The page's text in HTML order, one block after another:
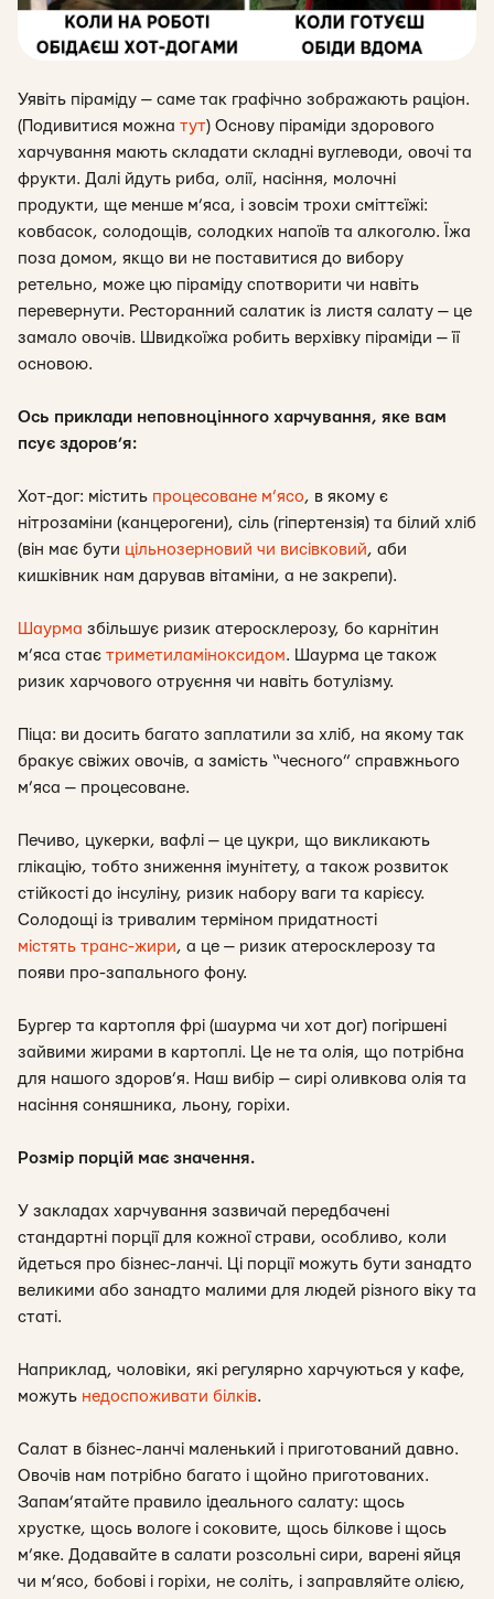
Уявіть піраміду — саме так графічно зображають раціон.
(Подивитися можна тут) Основу піраміди здорового
харчування мають складати складні вуглеводи, овочі та
фрукти. Далі йдуть риба, олії, насіння, молочні
продукти, ще менше м’яса, і зовсім трохи сміттєїжі:
ковбасок, солодощів, солодких напоїв та алкоголю. Їжа
поза домом, якщо ви не поставитися до вибору
ретельно, може цю піраміду спотворити чи навіть
перевернути. Ресторанний салатик із листя салату — це
замало овочів. Швидкоїжа робить верхівку піраміди — її
основою.
Ось приклади неповноцінного харчування, яке вам
псує здоров’я:
Хот-дог: містить процесоване м’ясо, в якому є
нітрозаміни (канцерогени), сіль (гіпертензія) та білий хліб
(він має бути цільнозерновий чи висівковий, аби
кишківник нам дарував вітаміни, а не закрепи).
Шаурма збільшує ризик атеросклерозу, бо карнітин
м’яса стає триметиламіноксидом. Шаурма це також
ризик харчового отруєння чи навіть ботулізму.
Піца: ви досить багато заплатили за хліб, на якому так
бракує свіжих овочів, а замість “чесного” справжнього
м’яса — процесоване.
Печиво, цукерки, вафлі — це цукри, що викликають
глікацію, тобто зниження імунітету, а також розвиток
стійкості до інсуліну, ризик набору ваги та карієсу.
Солодощі із тривалим терміном придатності
містять транс-жири, а це — ризик атеросклерозу та
появи про-запального фону.
Бургер та картопля фрі (шаурма чи хот дог) погіршені
зайвими жирами в картоплі. Це не та олія, що потрібна
для нашого здоров’я. Наш вибір — сирі оливкова олія та
насіння соняшника, льону, горіхи.
Розмір порцій має значення.
У закладах харчування зазвичай передбачені
стандартні порції для кожної страви, особливо, коли
йдеться про бізнес-ланчі. Ці порції можуть бути занадто
великими або занадто малими для людей різного віку та
статі.
Наприклад, чоловіки, які регулярно харчуються у кафе,
можуть недоспоживати білків.
Салат в бізнес-ланчі маленький і приготований давно.
Овочів нам потрібно багато і щойно приготованих.
Запам’ятайте правило ідеального салату: щось
хрустке, щось вологе і соковите, щось білкове і щось
м’яке. Додавайте в салати розсольні сири, варені яйця
чи м’ясо, бобові і горіхи, не соліть, і заправляйте олією,